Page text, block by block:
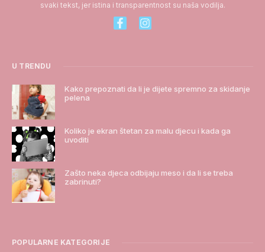
svaki tekst, jer istina i transparentnost su naša vodilja.
U TRENDU
Kako prepoznati da li je dijete spremno za skidanje
pelena
Koliko je ekran štetan za malu djecu i kada ga
uvoditi
Zašto neka djeca odbijaju meso i da li se treba
zabrinuti?
POPULARNE KATEGORIJE